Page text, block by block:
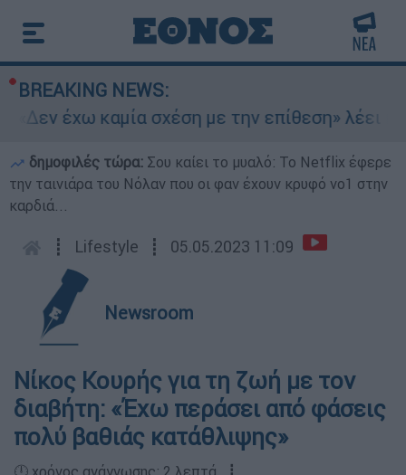
BREAKING NEWS:
έχω καμία σχέση με την επίθεση» λέει η
δημοφιλές τώρα: Σου καίει το μυαλό: Το Netflix έφερε
την ταινιάρα του Νόλαν που οι φαν έχουν κρυφό νο1 στην
καρδιά...
┋ Lifestyle ┋ 05.05.2023 11:09
Newsroom
Νίκος Κουρής για τη ζωή με τον
διαβήτη: «Έχω περάσει από φάσεις
πολύ βαθιάς κατάθλιψης»
🕛 χρόνος ανάγνωσης: 2 λεπτά ┋